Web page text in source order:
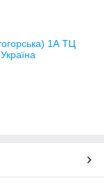
1А ТЦ